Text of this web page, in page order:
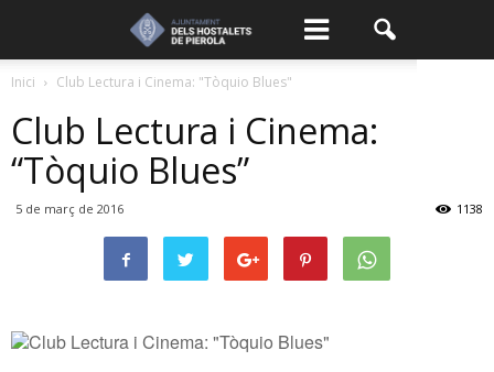
Inici Club Lectura i Cinema: "Tòquio Blues"
Club Lectura i Cinema:
“Tòquio Blues”
5 de març de 2016 1138